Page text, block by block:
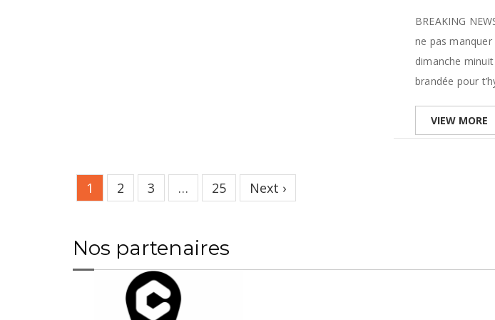
BREAKING
ne pas
dimanche
brandée pour
VIEW MORE
1 2 3 … 25 Next ›
Nos partenaires